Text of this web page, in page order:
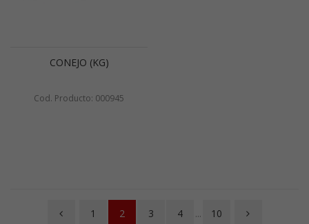
CONEJO (KG)
Cod. Producto: 000945
1 2 3 4 ... 10